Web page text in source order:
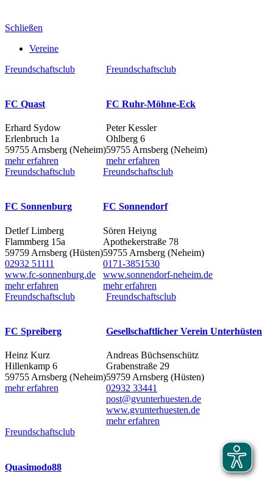
Schließen
Vereine
Freundschaftsclub
FC Quast
Erhard Sydow
Erlenbruch 1a
59755 Arnsberg (Neheim)
mehr erfahren
Freundschaftsclub
FC Ruhr-Möhne-Eck
Peter Kessler
Ohlberg 6
59755 Arnsberg (Neheim)
mehr erfahren
Freundschaftsclub
FC Sonnenburg
Detlef Limberg
Flammberg 15a
59759 Arnsberg (Hüsten)
02932 51111
www.fc-sonnenburg.de
mehr erfahren
Freundschaftsclub
FC Sonnendorf
Sören Heiyng
Apothekerstraße 78
59755 Arnsberg (Neheim)
0171-3851530
www.sonnendorf-neheim.de
mehr erfahren
Freundschaftsclub
FC Spreiberg
Heinz Kurz
Hillenkamp 6
59755 Arnsberg (Neheim)
mehr erfahren
Freundschaftsclub
Gesellschaftlicher Verein Unterhüsten
Andreas Büchsenschütz
Grabenstraße 29
59759 Arnsberg (Hüsten)
02932 33441
post@gvunterhuesten.de
www.gvunterhuesten.de
mehr erfahren
Freundschaftsclub
Quasimodo88